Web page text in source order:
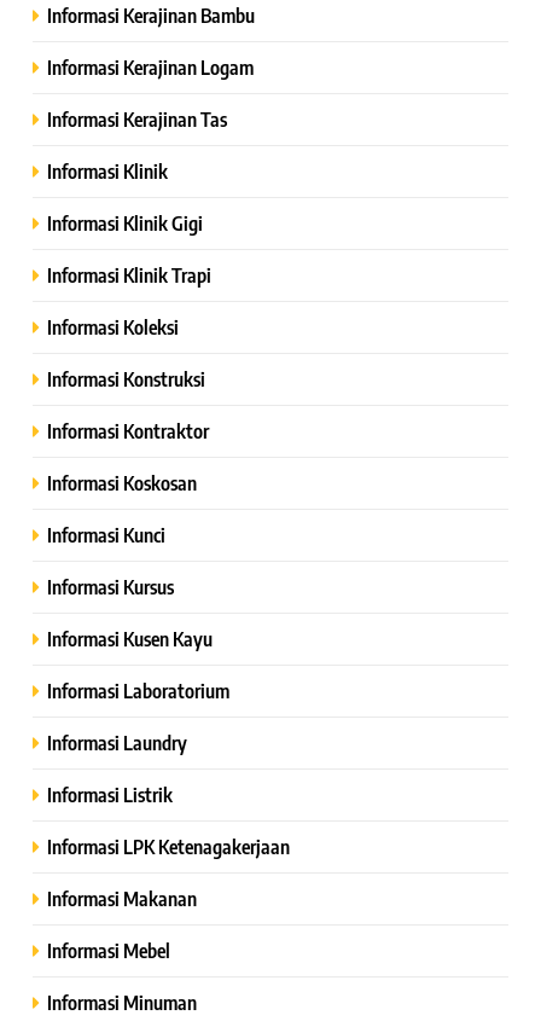
Informasi Kerajinan Bambu
Informasi Kerajinan Logam
Informasi Kerajinan Tas
Informasi Klinik
Informasi Klinik Gigi
Informasi Klinik Trapi
Informasi Koleksi
Informasi Konstruksi
Informasi Kontraktor
Informasi Koskosan
Informasi Kunci
Informasi Kursus
Informasi Kusen Kayu
Informasi Laboratorium
Informasi Laundry
Informasi Listrik
Informasi LPK Ketenagakerjaan
Informasi Makanan
Informasi Mebel
Informasi Minuman